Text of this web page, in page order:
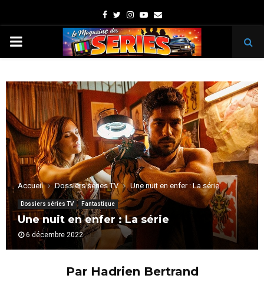
Facebook
TwitterInstagram
Youtube
Email
PRIMARY
Accueil Dossiers séries TV Une nuit en enfer : La série
Dossiers séries TV Fantastique
Une nuit en enfer : La série
6 décembre 2022
Par Hadrien Bertrand